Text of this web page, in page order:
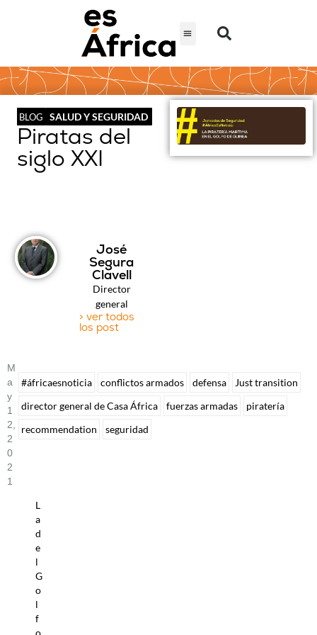
BLOG SALUD Y SEGURIDAD
Piratas del
siglo XXI
José
Segura
Clavell
Director
general
> ver todos
los post
M
A
Y
1
2,
2
0
2
1
L
a
d
e
l
G
o
l
f
#áfricaesnoticia conflictos armados defensa
Just transition
director general de Casa África
fuerzas armadas
piratería
recommendation
seguridad